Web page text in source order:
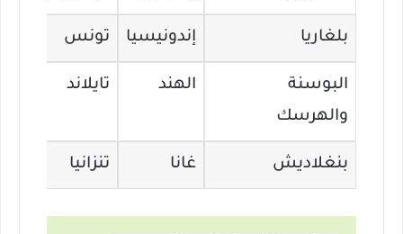
بلغاريا إندونيسيا تونس
البوسنة
والهرسك
الهند تايلاند
بنغلاديش غانا تنزانيا